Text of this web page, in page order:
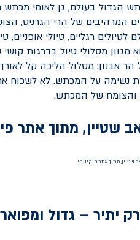
הגדול בעולם, גן לאומי
המרהיבים של הרי הגרניט,
לטיולים רגליים, טיולי
מגוון מסלולי טיול בדרגות
נשימה על המכתש. לא לשכוח
והצומח של המכתש.
שטיין, מתוך אתר פיקיויקי
יתיר – גדול ומפואר